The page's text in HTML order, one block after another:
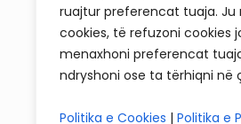
ruajtur preferencat tuaja.
cookies, të refuzoni cookies
menaxhoni preferencat
ndryshoni ose ta tërhiqni në
Politika e Cookies | Politika e